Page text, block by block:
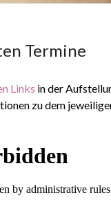
Termine
Links in der
zu dem